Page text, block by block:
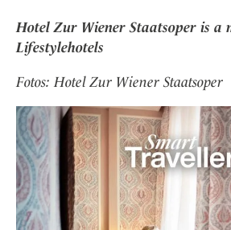
Hotel Zur Wiener Staatsoper is a
Lifestylehotels
Fotos: Hotel Zur Wiener Staatsoper